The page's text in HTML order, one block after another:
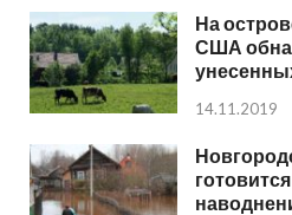
На
США
14.11.2019